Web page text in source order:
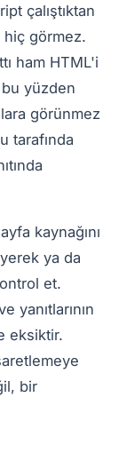
çalıştıktan
hiç görmez.
ham HTML'i
bu yüzden
görünmez
tarafında
kaynağını
ya da
et.
yanıtlarının
eksiktir.
bir